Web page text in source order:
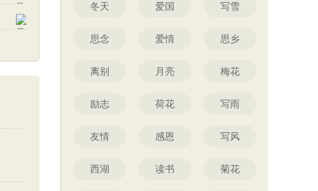
冬天 爱国 写雪
思念 爱情 思乡
离别 月亮 梅花
励志 荷花 写雨
友情 感恩 写风
西湖 读书 菊花